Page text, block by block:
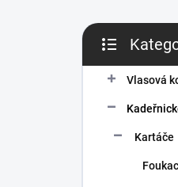
P
s
kategorie
Vlasová
Kartáče